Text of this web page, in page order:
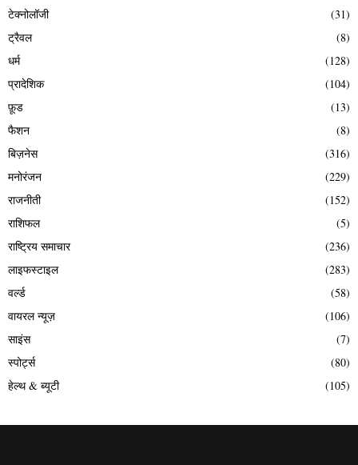
टेक्नोलॉजी
(31)
ट्रैवल
(8)
धर्म
(128)
प्रादेशिक
(104)
फ़ूड
(13)
फैशन
(8)
बिज़नेस
(316)
मनोरंजन
(229)
राजनीती
(152)
राशिफल
(5)
राष्ट्रिय समाचार
(236)
लाइफस्टाइल
(283)
वर्ल्ड
(58)
वायरल न्यूज़
(106)
साइंस
(7)
स्पोर्ट्स
(80)
हेल्थ & ब्यूटी
(105)